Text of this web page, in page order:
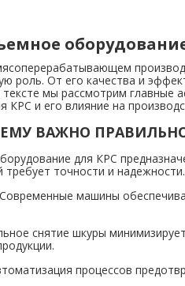
роль. От его качества и
мы рассмотрим главные
КРС и его влияние на
ВАЖНО
для КРС
требует точности и
машины
снятие шкуры
процессов